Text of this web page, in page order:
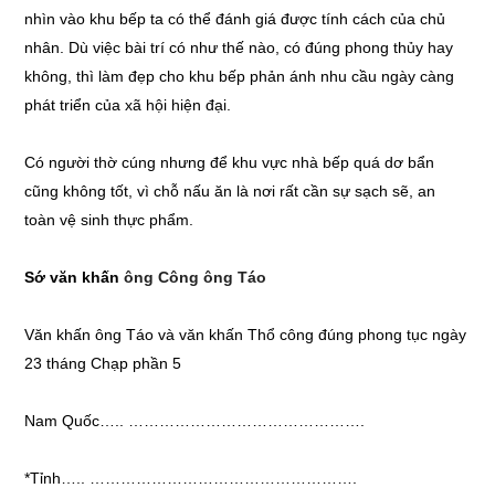
nhìn vào khu bếp ta có thể đánh giá được tính cách của chủ
nhân. Dù việc bài trí có như thế nào, có đúng phong thủy hay
không, thì làm đẹp cho khu bếp phản ánh nhu cầu ngày càng
phát triển của xã hội hiện đại.
Có người thờ cúng nhưng để khu vực nhà bếp quá dơ bẩn
cũng không tốt, vì chỗ nấu ăn là nơi rất cần sự sạch sẽ, an
toàn vệ sinh thực phẩm.
Sớ văn khấnông Công ông Táo
Văn khấn ông Táo và văn khấn Thổ công đúng phong tục ngày
23 tháng Chạp phần 5
Nam Quốc….. ……………………………………….
*Tỉnh….. …………………………………………….